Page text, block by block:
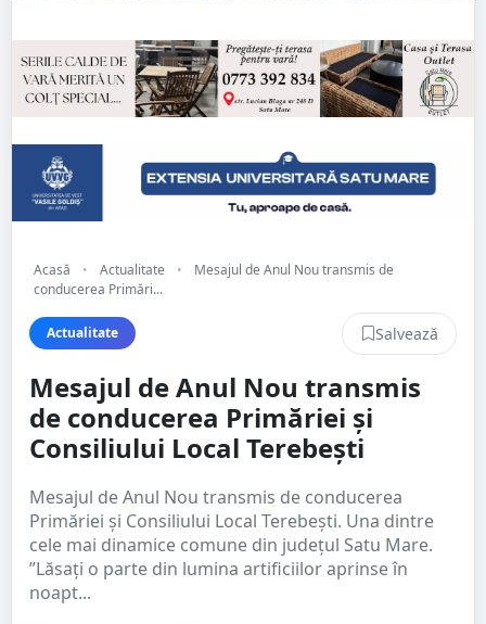
Acasă • Actualitate •
Mesajul de Anul Nou transmis de
conducerea Primări...
Actualitate Salvează
Mesajul de Anul Nou transmis
de conducerea Primăriei și
Consiliului Local Terebești
Mesajul de Anul Nou transmis de conducerea
Primăriei și Consiliului Local Terebești. Una dintre
cele mai dinamice comune din județul Satu Mare.
”Lăsaţi o parte din lumina artificiilor aprinse în
noapt...